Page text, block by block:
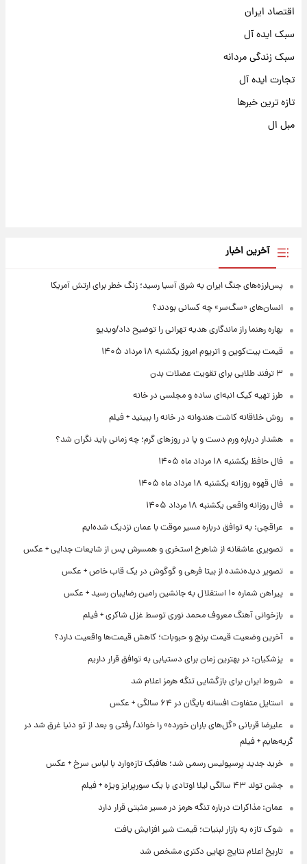
اقتصاد ایران
سبک ایده آل
سبک زندگی مردانه
تجارت ایده آل
تازه ترین خبرها
مبل ال
آخرین اخبار
پس‌لرزه‌های جنگ ایران به شرق آسیا رسید؛ زنگ خطر برای ارتش آمریکا
انسان‌های «سگ‌سر» چه کسانی بودند؟
بهاره رهنما راز ماندگاری هدیه تهرانی را توضیح داد/ویدیو
قیمت بیت‌کوین و اتریوم امروز یکشنبه ۱۸ مرداد ۱۴۰۵
۳ ترفند طلایی برای تقویت عضلات بدن
طرز تهیه کیک انبه‌ای ساده و مجلسی در خانه
روش خلاقانه کاشت هندوانه در خانه را ببینید + فیلم
هشدار درباره ورم دست و پا در روزهای گرم؛ چه زمانی باید نگران شد؟
فال حافظ یکشنبه ۱۸ مرداد ماه ۱۴۰۵
فال قهوه روزانه یکشنبه ۱۸ مرداد ماه ۱۴۰۵
فال روزانه واقعی یکشنبه ۱۸ مرداد ۱۴۰۵
عراقچی: به توافق درباره مسیر موقت با عمان نزدیک شده‌ایم
تصویری عاشقانه از شاهرخ استخری و همسرش پس از شایعات جدایی + عکس
تصویر دیده‌نشده از بیتا فرهی و گوگوش در یک قاب خاص + عکس
پیراهن شماره ۱۰ استقلال به جانشین رامین رضاییان رسید + عکس
بازخوانی آهنگ معروف محمد نوری توسط غزل شاکری + فیلم
آخرین وضعیت قیمت برنج و حبوبات؛ کاهش قیمت‌ها واقعیت دارد؟
پزشکیان: در بهترین زمان برای دستیابی به توافق قرار داریم
شروط ایران برای بازگشایی تنگه هرمز اعلام شد
استایل متفاوت افسانه بایگان در ۶۴ سالگی + عکس
علیرضا قربانی «گل‌های باران خورده» را خواند/ رفتی و بعد از تو دنیا غرق شد در
گریه‌هایم + فیلم
خرید جدید پرسپولیس رسمی شد؛ هافبک تازه‌وارد با لباس سرخ + عکس
جشن تولد ۴۳ سالگی لیلا اوتادی با یک سورپرایز ویژه + فیلم
عمان: مذاکرات درباره تنگه هرمز در مسیر مثبتی قرار دارد
شوک تازه به بازار لبنیات؛ قیمت شیر افزایش یافت
تاریخ اعلام نتایج نهایی دکتری مشخص شد